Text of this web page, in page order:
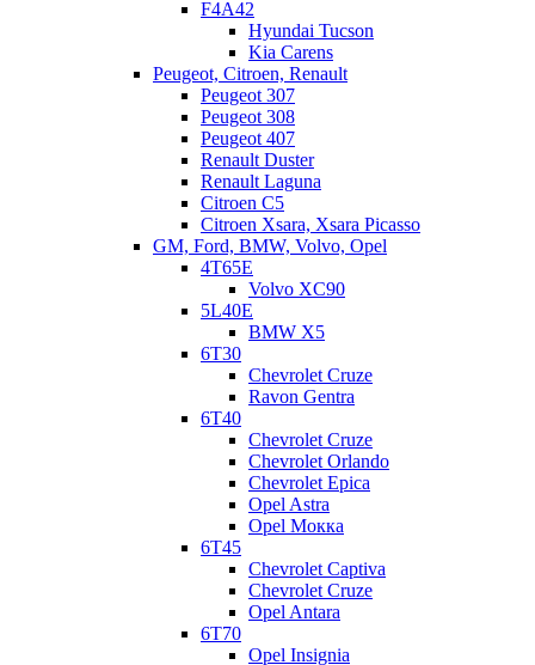
F4A42
Hyundai Tucson
Kia Carens
Peugeot, Citroen, Renault
Peugeot 307
Peugeot 308
Peugeot 407
Renault Duster
Renault Laguna
Citroen C5
Citroen Xsara, Xsara Picasso
GM, Ford, BMW, Volvo, Opel
4T65E
Volvo XC90
5L40E
BMW X5
6Т30
Chevrolet Cruze
Ravon Gentra
6Т40
Chevrolet Cruze
Chevrolet Orlando
Chevrolet Epica
Opel Astra
Opel Мокка
6T45
Chevrolet Captiva
Chevrolet Cruze
Opel Antara
6T70
Opel Insignia